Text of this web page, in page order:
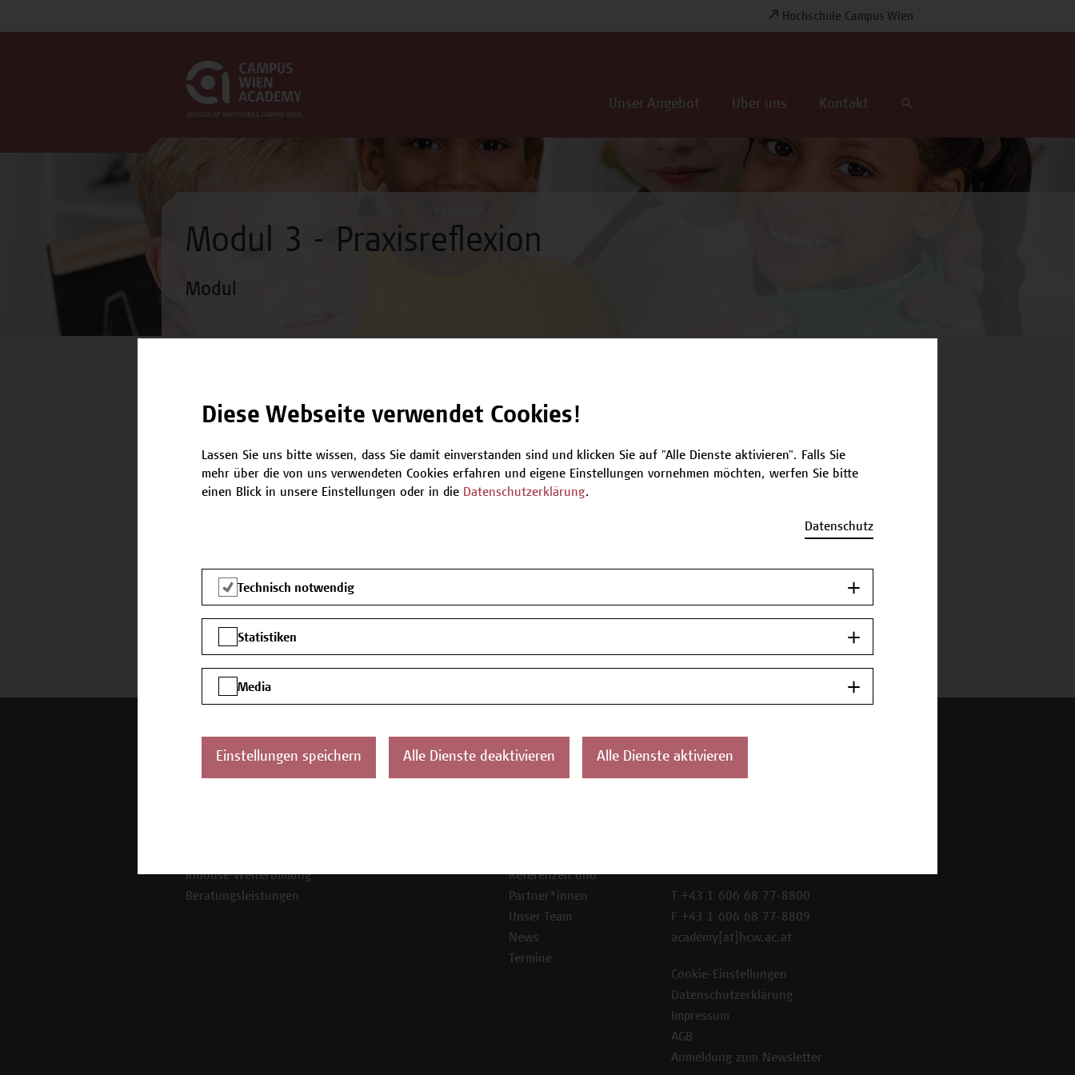
Hochschule Campus Wien
Unser Angebot Über uns Kontakt
Modul 3 - Praxisreflexion
Modul
Kontakt
Falls Sie noch Fragen haben oder Informationen zum Angebot
E-Mail:academy[at]hcw.ac.at
Tel.: +43 1 606 6877-8800
Termine und Bewerbung
Zurück zum
Inhouse-Weiterbildung
Beratungsleistungen
Referenzen und
Partner*innen
Unser Team
News
Termine
T +43 1 606 68 77-8800
F +43 1 606 68 77-8809
academy[at]hcw.ac.at
Cookie-Einstellungen
Datenschutzerklärung
Impressum
AGB
Anmeldung zum Newsletter
Diese Webseite verwendet Cookies!
Lassen Sie uns bitte wissen, dass Sie damit einverstanden sind und klicken Sie auf "Alle Dienste aktivieren". Falls Sie
mehr über die von uns verwendeten Cookies erfahren und eigene Einstellungen vornehmen möchten, werfen Sie bitte
einen Blick in unsere Einstellungen oder in die Datenschutzerklärung.
Datenschutz
Technisch notwendig
Statistiken
Media
Einstellungen speichern Alle Dienste deaktivieren Alle Dienste aktivieren